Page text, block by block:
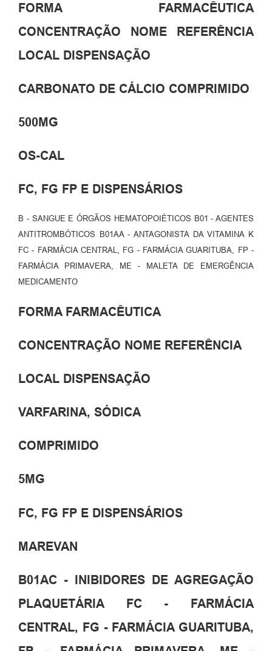
FORMA FARMACÊUTICA
CONCENTRAÇÃO NOME REFERÊNCIA
LOCAL DISPENSAÇÃO
CARBONATO DE CÁLCIO COMPRIMIDO
500MG
OS-CAL
FC, FG FP E DISPENSÁRIOS
B - SANGUE E ÓRGÃOS HEMATOPOIÉTICOS B01 - AGENTES
ANTITROMBÓTICOS B01AA - ANTAGONISTA DA VITAMINA K
FC - FARMÁCIA CENTRAL, FG - FARMÁCIA GUARITUBA, FP -
FARMÁCIA PRIMAVERA, ME - MALETA DE EMERGÊNCIA
MEDICAMENTO
FORMA FARMACÊUTICA
CONCENTRAÇÃO NOME REFERÊNCIA
LOCAL DISPENSAÇÃO
VARFARINA, SÓDICA
COMPRIMIDO
5MG
FC, FG FP E DISPENSÁRIOS
MAREVAN
B01AC - INIBIDORES DE AGREGAÇÃO
PLAQUETÁRIA FC - FARMÁCIA
CENTRAL, FG - FARMÁCIA GUARITUBA,